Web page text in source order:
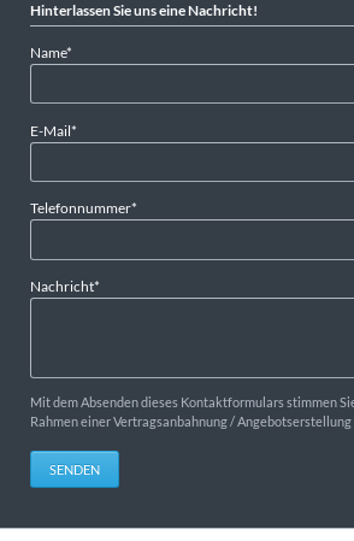
Hinterlassen Sie uns eine Nachricht!
Pflichtfeld
Name*
Pflichtfeld
E-Mail*
Pflichtfeld
Telefonnummer*
Pflichtfeld
Nachricht*
Mit dem Absenden dieses Kontaktformulars stimmen
Rahmen einer Vertragsanbahnung /
SENDEN